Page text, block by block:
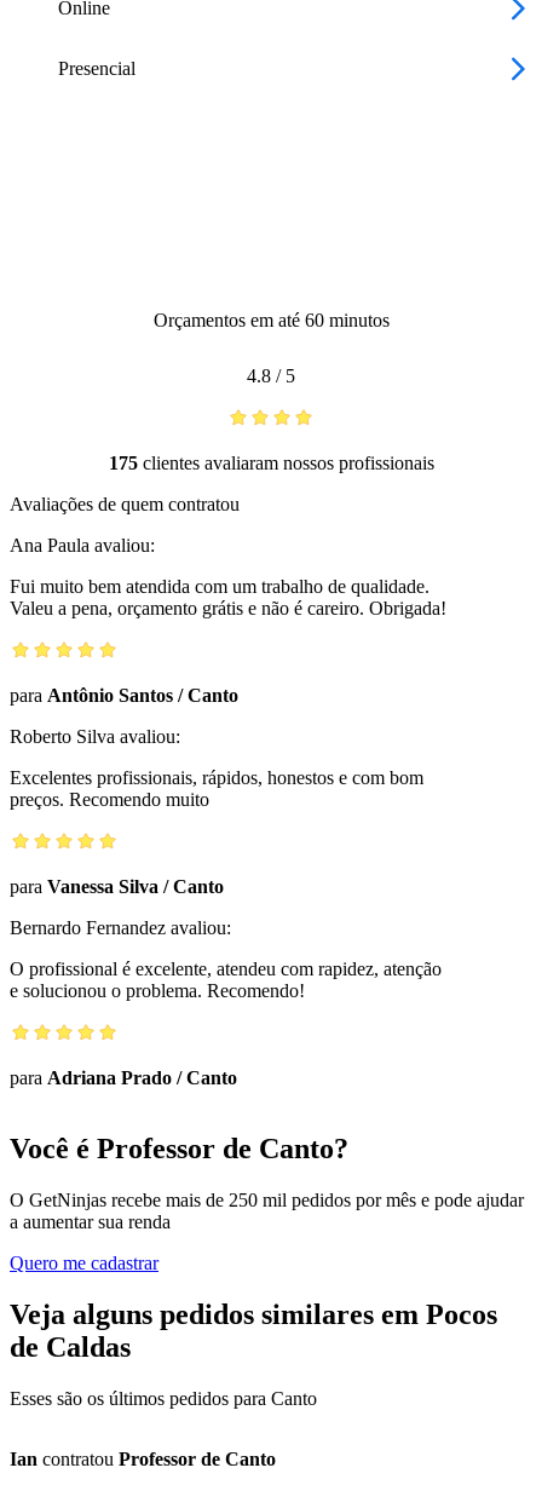
Online
Presencial
Orçamentos em até 60 minutos
4.8 / 5
175clientes avaliaram nossos profissionais
Avaliações de quem contratou
Ana Paula avaliou:
Fui muito bem atendida com um trabalho de qualidade.
Valeu a pena, orçamento grátis e não é careiro. Obrigada!
para Antônio Santos /Canto
Roberto Silva avaliou:
Excelentes profissionais, rápidos, honestos e com bom
preços. Recomendo muito
para Vanessa Silva /Canto
Bernardo Fernandez avaliou:
O profissional é excelente, atendeu com rapidez, atenção
e solucionou o problema. Recomendo!
para Adriana Prado /Canto
Você é Professor de Canto?
O GetNinjas recebe mais de 250 mil pedidos por mês e pode ajudar
a aumentar sua renda
Quero me cadastrar
Veja alguns pedidos similares em Pocos
de Caldas
Esses são os últimos pedidos para Canto
Ian contratou Professor de Canto